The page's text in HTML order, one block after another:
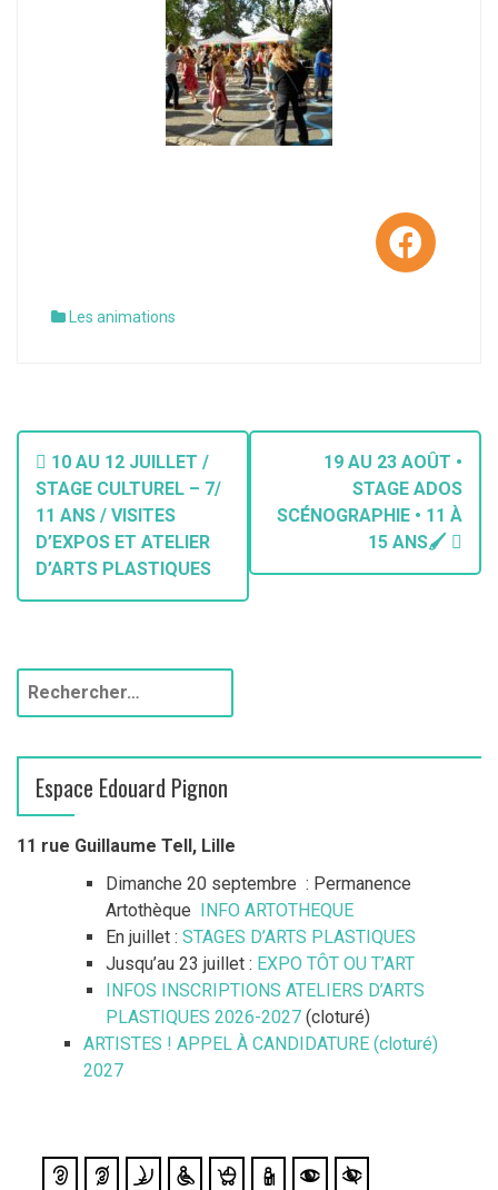
Les animations
10 AU 12 JUILLET /
STAGE CULTUREL – 7/
11 ANS / VISITES
D’EXPOS ET ATELIER
D’ARTS PLASTIQUES
19 AU 23 AOÛT •
STAGE ADOS
SCÉNOGRAPHIE • 11 À
15 ANS🖌️
Espace Edouard Pignon
11 rue Guillaume Tell, Lille
Dimanche 20 septembre : Permanence
Artothèque INFO ARTOTHEQUE
En juillet : STAGES D’ARTS PLASTIQUES
Jusqu’au 23 juillet : EXPO TÔT OU T’ART
INFOS INSCRIPTIONS ATELIERS D’ARTS
PLASTIQUES 2026-2027 (cloturé)
ARTISTES ! APPEL À CANDIDATURE (cloturé)
2027